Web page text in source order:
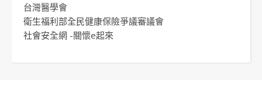
台灣醫學會
衛生福利部全民健康保險爭議審議會
社會安全網 -關懷e起來